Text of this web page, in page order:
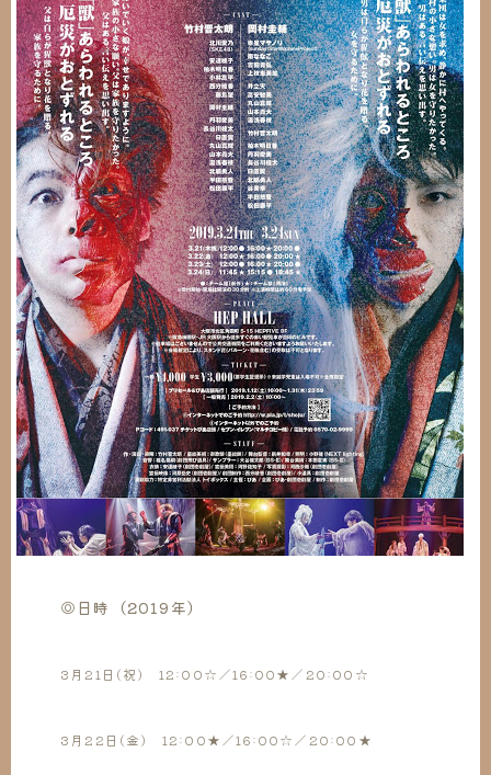
◎日時（2019年）
3月21日(祝) 12:00☆／16:00★／20:00☆
3月22日(金) 12:00★／16:00☆／20:00★